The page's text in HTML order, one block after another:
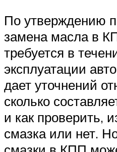
По утверждению
замена масла в
требуется в
эксплуатации
дает уточнений
сколько
и как проверить,
смазка или нет.